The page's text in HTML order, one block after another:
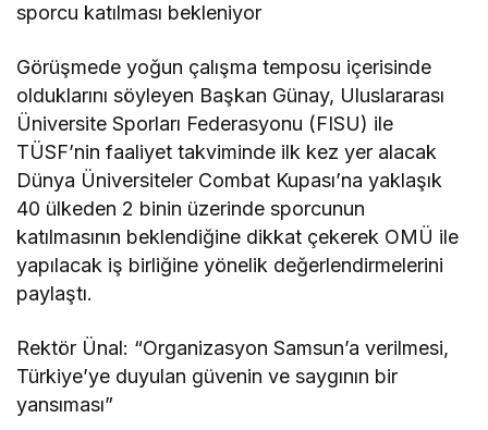
sporcu katılması bekleniyor
Görüşmede yoğun çalışma temposu içerisinde
olduklarını söyleyen Başkan Günay, Uluslararası
Üniversite Sporları Federasyonu (FISU) ile
TÜSF’nin faaliyet takviminde ilk kez yer alacak
Dünya Üniversiteler Combat Kupası’na yaklaşık
40 ülkeden 2 binin üzerinde sporcunun
katılmasının beklendiğine dikkat çekerek OMÜ ile
yapılacak iş birliğine yönelik değerlendirmelerini
paylaştı.
Rektör Ünal: “Organizasyon Samsun’a verilmesi,
Türkiye’ye duyulan güvenin ve saygının bir
yansıması”